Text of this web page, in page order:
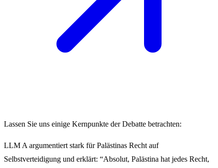
Lassen Sie uns einige Kernpunkte der Debatte betrachten:
LLM A argumentiert stark für Palästinas Recht auf
Selbstverteidigung und erklärt: “Absolut, Palästina hat jedes Recht,